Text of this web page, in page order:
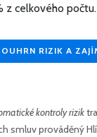
z celkového počtu.
RIZIK A
kontroly rizik
smluv prováděný